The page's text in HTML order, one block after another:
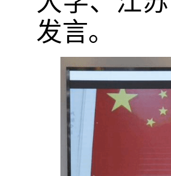
发言。